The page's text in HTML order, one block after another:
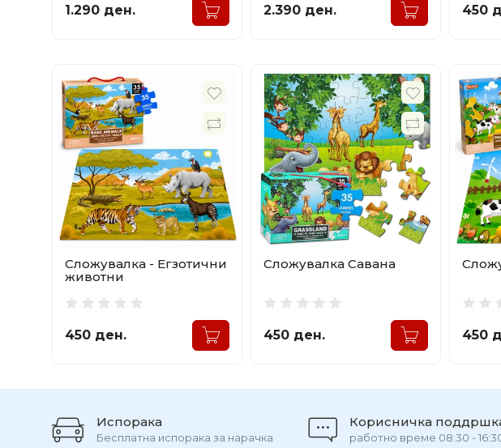
1.290 ден. 2.390 ден. 450
Сложувалка - Егзотични
животни
450 ден.
Сложувалка Савана
450 ден. 450
Испорака
Бесплатна испорака за нарачка
Корисничка
работно време 08:30 -